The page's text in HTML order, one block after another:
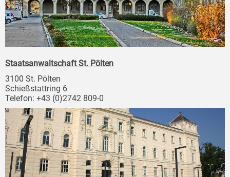
Staatsanwaltschaft St. Pölten
3100 St. Pölten
Schießstattring 6
Telefon: +43 (0)2742 809-0